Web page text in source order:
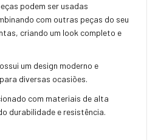
podem ser usadas
com outras peças do seu
criando um look completo e
um design moderno e
diversas ocasiões.
com materiais de alta
durabilidade e resistência.